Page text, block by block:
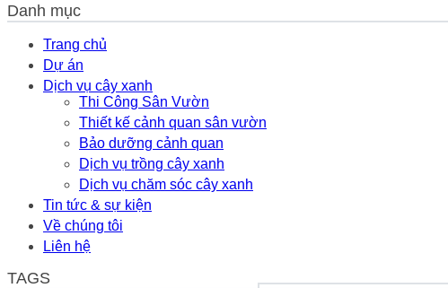
Danh mục
Trang chủ
Dự án
Dịch vụ cây xanh
Thi Công Sân Vườn
Thiết kế cảnh quan sân vườn
Bảo dưỡng cảnh quan
Dịch vụ trồng cây xanh
Dịch vụ chăm sóc cây xanh
Tin tức & sự kiện
Về chúng tôi
Liên hệ
TAGS